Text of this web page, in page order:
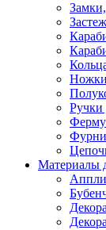
Ножки
Ручки
Материалы